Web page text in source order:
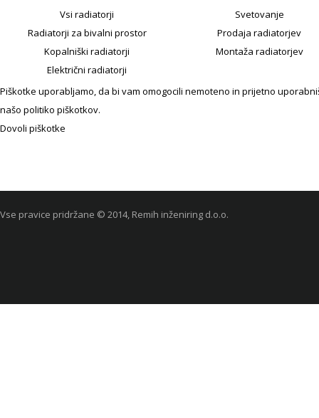
Vsi radiatorji
Radiatorji za bivalni prostor
Kopalniški radiatorji
Električni radiatorji
Svetovanje
Prodaja radiatorjev
Montaža radiatorjev
Piškotke uporabljamo, da bi vam omogocili nemoteno in prijetno
našo politiko piškotkov.
Dovoli piškotke
Vse pravice pridržane © 2014, Remih inženiring d.o.o.